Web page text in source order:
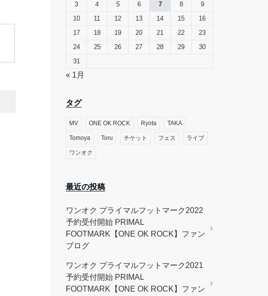
3
4 5 6 7 8
9
10
11 12 13 14 15
16
17
18 19 20 21 22
23
24
25 26 27 28 29
30
31
« 1月
タグ
MV ONE OK ROCK Ryota TAKA
Tomoya Toru チケット フェス ライブ
ワンオク
最近の投稿
ワンオク プライマルフットマーク2022
予約受付開始 PRIMAL
FOOTMARK【ONE OK ROCK】ファン
ブログ
ワンオク プライマルフットマーク2021
予約受付開始 PRIMAL
FOOTMARK【ONE OK ROCK】ファン